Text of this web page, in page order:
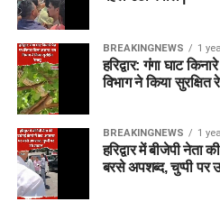
BREAKINGNEWS 1
हरिद्वार: गंगा घाट
विभाग ने किया सुरक्षित
BREAKINGNEWS 1
हरिद्वार में बीजेपी
बरसे अपशब्द, चुप्पी पर